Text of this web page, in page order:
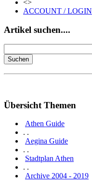
<>
ACCOUNT / LOGIN
Artikel suchen....
Übersicht Themen
Athen Guide
. .
Aegina Guide
. .
Stadtplan Athen
. .
Archive 2004 - 2019